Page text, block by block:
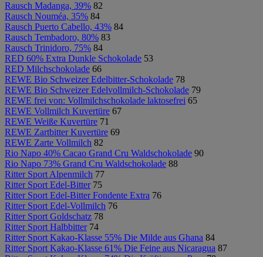
Rausch Madanga, 39% 82
Rausch Nouméa, 35% 84
Rausch Puerto Cabello, 43% 84
Rausch Tembadoro, 80% 83
Rausch Trinidoro, 75% 84
RED 60% Extra Dunkle Schokolade 53
RED Milchschokolade 66
REWE Bio Schweizer Edelbitter-Schokolade 78
REWE Bio Schweizer Edelvollmilch-Schokolade 79
REWE frei von: Vollmilchschokolade laktosefrei 65
REWE Vollmilch Kuvertüre 67
REWE Weiße Kuvertüre 71
REWE Zartbitter Kuvertüre 69
REWE Zarte Vollmilch 82
Rio Napo 40% Cacao Grand Cru Waldschokolade 90
Rio Napo 73% Grand Cru Waldschokolade 88
Ritter Sport Alpenmilch 77
Ritter Sport Edel-Bitter 75
Ritter Sport Edel-Bitter Fondente Extra 76
Ritter Sport Edel-Vollmilch 76
Ritter Sport Goldschatz 78
Ritter Sport Halbbitter 74
Ritter Sport Kakao-Klasse 55% Die Milde aus Ghana 84
Ritter Sport Kakao-Klasse 61% Die Feine aus Nicaragua 87